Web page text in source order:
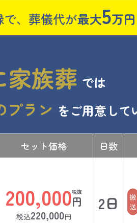
、 葬儀代が最大5万
家族葬 では
プラン をご用意して
セット価格 日数
200,000円
税込220,000円
2日